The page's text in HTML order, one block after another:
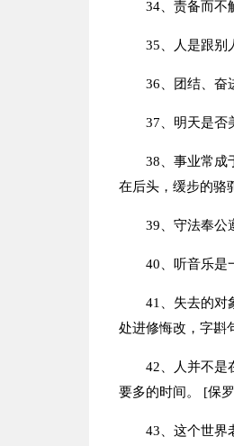
34、责备而不
35、人是跟别
36、团结、奋
37、明天是否
38、事业常成
在后头，缓步的
39、守法奉公
40、听音乐是
41、失去的对
处进修悔改，字斟
42、人并不是
要多的时间。 [保
43、这个世界